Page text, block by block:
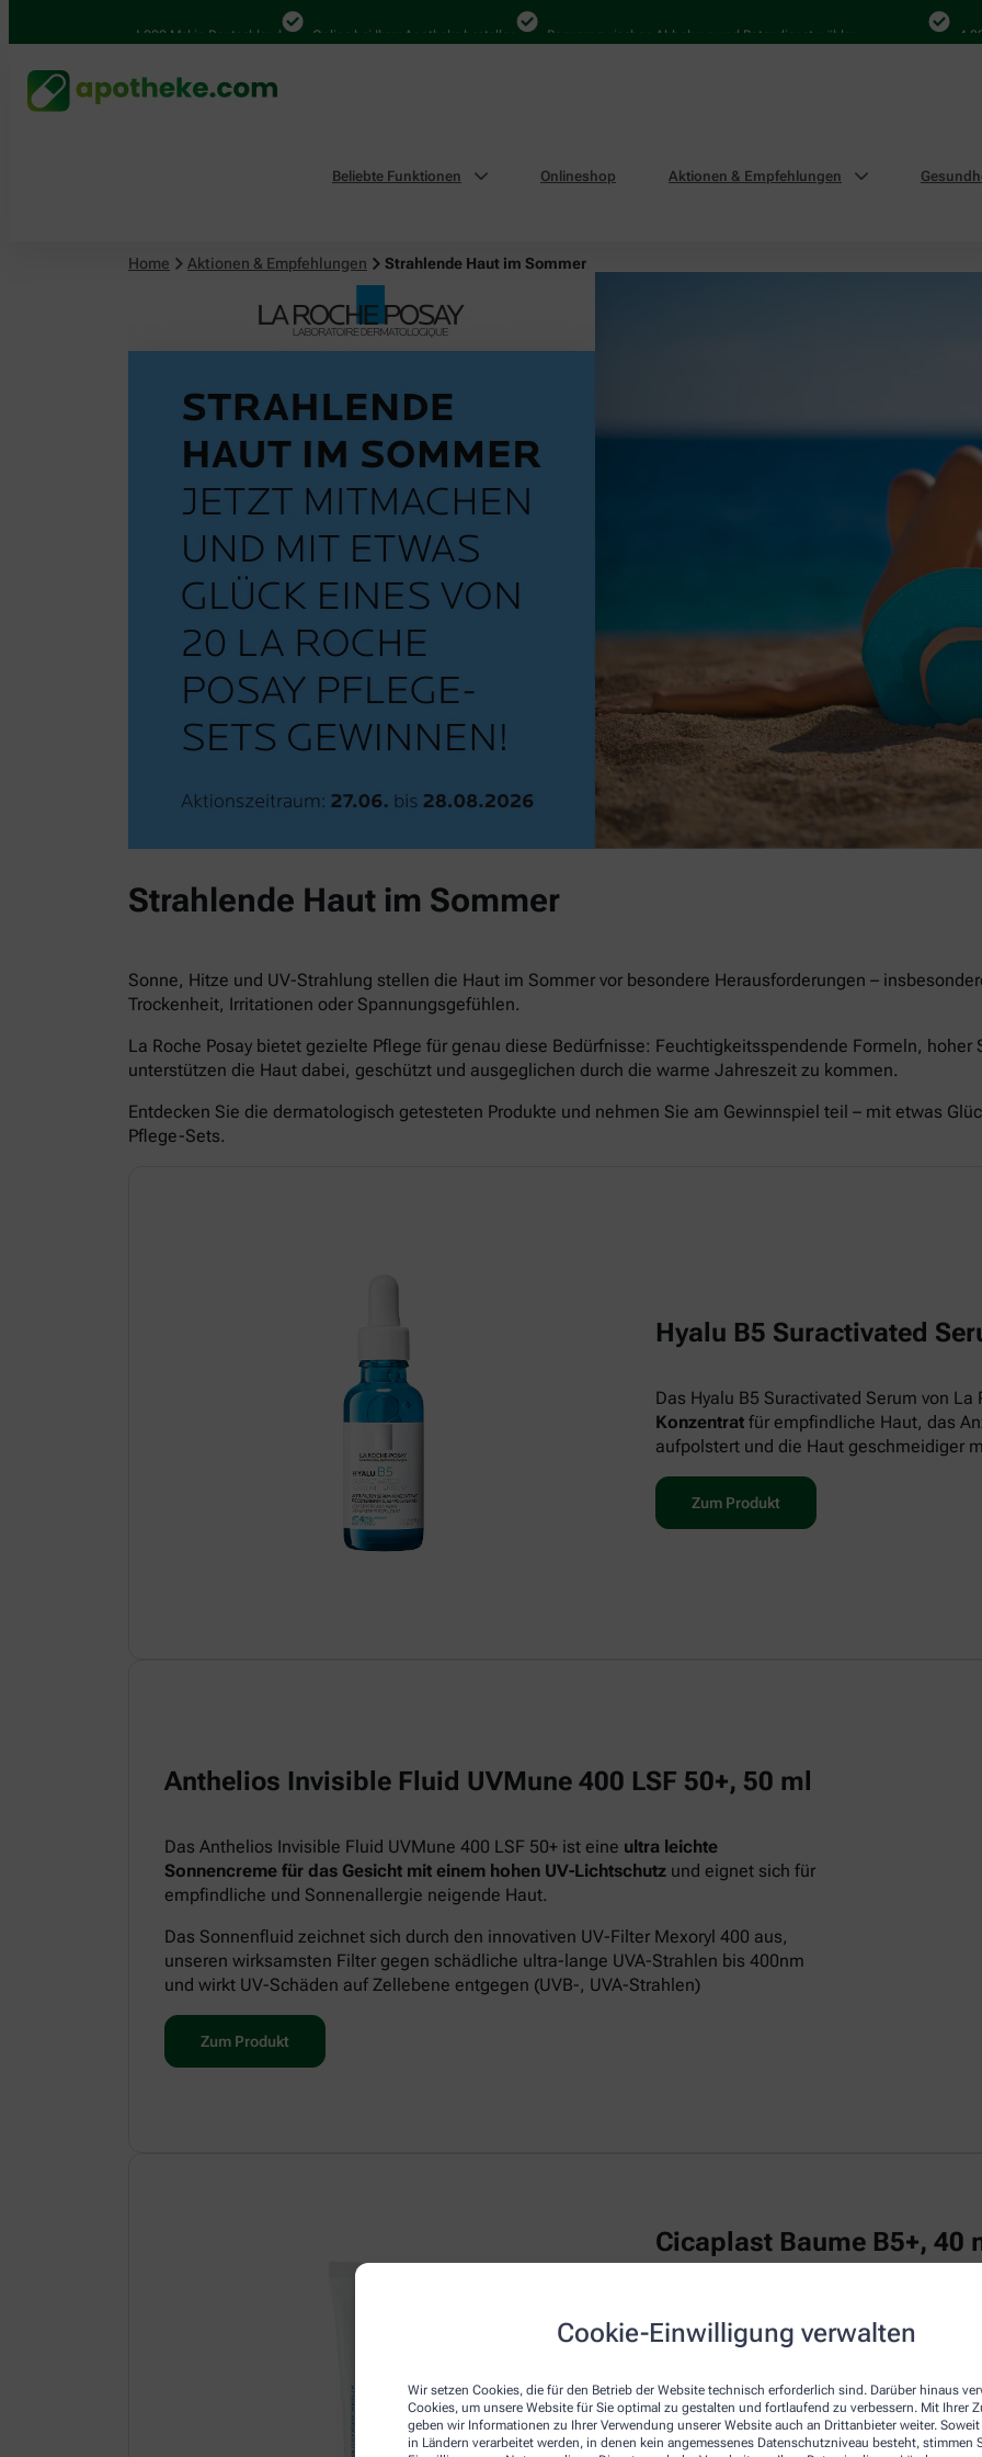
Cookie-Einwilligung verwalten
Wir setzen Cookies, die für den Betrieb der Website technisch erforderlich sind. Darüber hinaus
Cookies, um unsere Website für Sie optimal zu gestalten und fortlaufend zu verbessern. Mit Ihrer
geben wir Informationen zu Ihrer Verwendung unserer Website auch an Drittanbieter weiter. Soweit
in Ländern verarbeitet werden, in denen kein angemessenes Datenschutzniveau besteht, stimmen
4.000 Mal in Deutschland Online bei Ihrer Apotheke bestellen Bequem zwischen Abholung und Botendienst wählen 4.000 Mal
Beliebte Funktionen Onlineshop Aktionen & Empfehlungen
Home Aktionen & Empfehlungen Strahlende Haut im Sommer
Strahlende Haut im Sommer
Sonne, Hitze und UV-Strahlung stellen die Haut im Sommer vor besondere Herausforderungen –
Trockenheit, Irritationen oder Spannungsgefühlen.
La Roche Posay bietet gezielte Pflege für genau diese Bedürfnisse: Feuchtigkeitsspendende Formeln,
unterstützen die Haut dabei, geschützt und ausgeglichen durch die warme Jahreszeit zu kommen.
Entdecken Sie die dermatologisch getesteten Produkte und nehmen Sie am Gewinnspiel teil – mit etwas
Pflege-Sets.
Hyalu B5 Suractivated
Das Hyalu B5 Suractivated Serum von La
Konzentrat für empfindliche Haut, das
aufpolstert und die Haut geschmeidiger
Zum Produkt
Anthelios Invisible Fluid UVMune 400 LSF 50+, 50 ml
Das Anthelios Invisible Fluid UVMune 400 LSF 50+ ist eine ultra leichte
Sonnencreme für das Gesicht mit einem hohen UV-Lichtschutz und eignet sich für
empfindliche und Sonnenallergie neigende Haut.
Das Sonnenfluid zeichnet sich durch den innovativen UV-Filter Mexoryl 400 aus,
unseren wirksamsten Filter gegen schädliche ultra-lange UVA-Strahlen bis 400nm
und wirkt UV-Schäden auf Zellebene entgegen (UVB-, UVA-Strahlen)
Zum Produkt
Cicaplast Baume B5+, 40
La Roche Posay CICAPLAST Baume
irritierte Haut.Das reparierende Balsam
Die Creme zeichnet sich durch eine
empfindliche Haut am Körper, Gesicht
Dexpanthenol bezeichnet, wirkt